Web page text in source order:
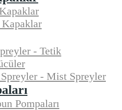
- Tetik
- Mist Spreyler
Pompaları